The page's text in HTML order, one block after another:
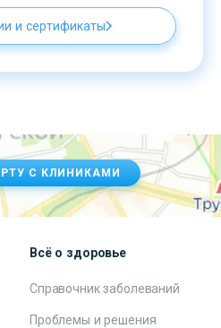
и сертификаты
С КЛИНИКАМИ
Всё о здоровье
Справочник заболеваний
Проблемы и решения